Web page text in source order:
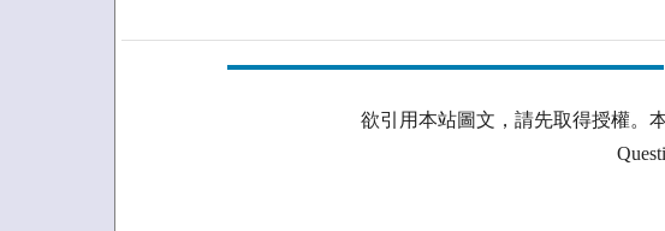
欲引用本站圖文，請先取得授權。